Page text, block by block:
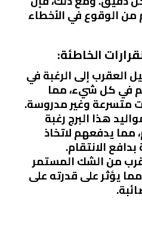
من الوقوع في الأخطاء
الخاطئة:
العقرب إلى الرغبة في
في كل شيء، مما
متسرعة وغير مدروسة.
هذا البرج رغبة
مما يدفعهم لاتخاذ
الانتقام.
من الشك المستمر
مما يؤثر على قدرته على